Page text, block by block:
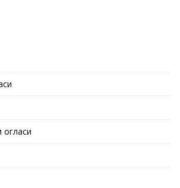
огласи